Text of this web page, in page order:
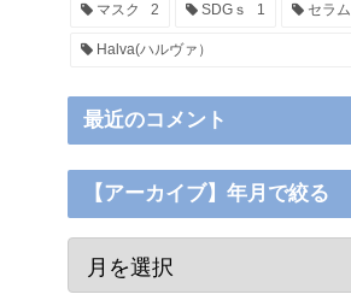
マスク 2 SDGｓ 1 セラム
Halva(ハルヴァ）
最近のコメント
【アーカイブ】年月で絞る